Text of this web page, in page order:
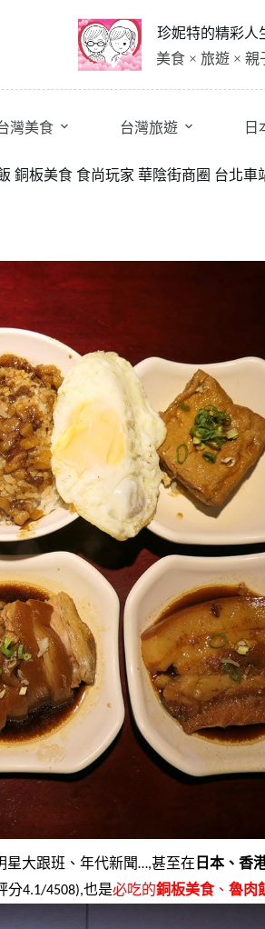
珍妮特的精彩人
美食 × 旅遊 × 親
灣美食 台灣旅遊 日
銅板美食 食尚玩家 華陰街商圈 台北車
星大跟班、年代新聞…,甚至在 日本、香
分4.1/4508),也是必吃的銅板美食、 魯肉